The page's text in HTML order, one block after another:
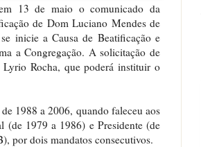
13 de maio o comunicado da
de Dom Luciano Mendes de
inicie a Causa de Beatificação e
a Congregação. A solicitação de
Rocha, que poderá instituir o
1988 a 2006, quando faleceu aos
(de 1979 a 1986) e Presidente (de
por dois mandatos consecutivos.